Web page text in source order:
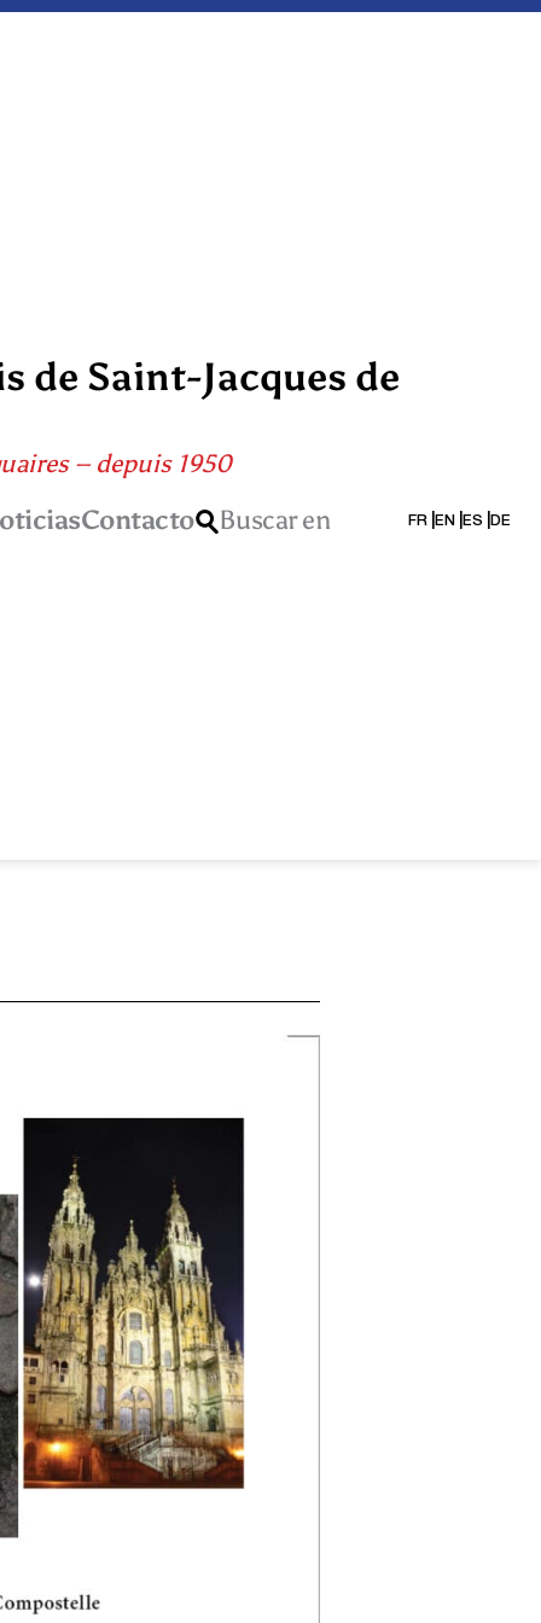
de Saint-Jacques de
– depuis 1950
Contacto Buscar en FR EN ES DE